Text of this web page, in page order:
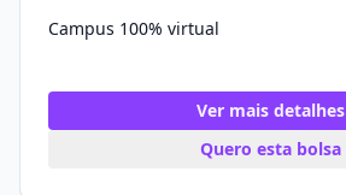
Campus 100% virtual
Ver mais detalhes
Quero esta bolsa